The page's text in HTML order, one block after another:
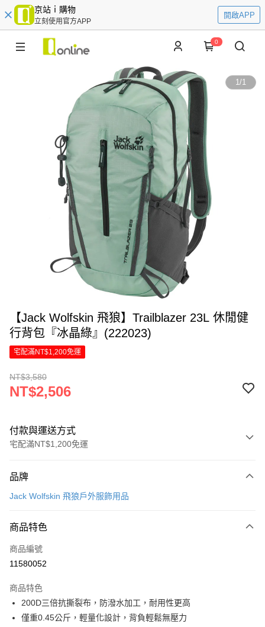
京站ｉ購物
立刻使用官方APP
開啟APP
0
1/1
【Jack Wolfskin 飛狼】Trailblazer 23L 休閒健
行背包『冰晶綠』(222023)
宅配滿NT$1,200免運
NT$3,580
NT$2,506
付款與運送方式
宅配滿NT$1,200免運
信用卡一次付款
Apple Pay
街口支付
Google Pay
全盈+PAY
品牌
Jack Wolfskin 飛狼戶外服飾用品
商品特色
商品編號
11580052
商品特色
200D三倍抗撕裂布，防潑水加工，耐用性更高
僅重0.45公斤，輕量化設計，背負輕鬆無壓力